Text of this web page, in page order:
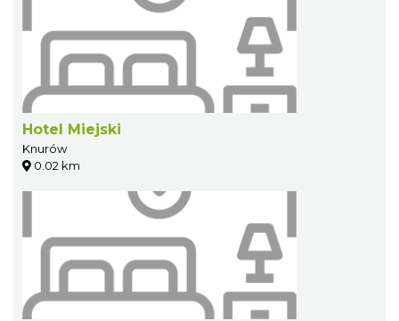
Hotel Miejski
Knurów
0.02 km